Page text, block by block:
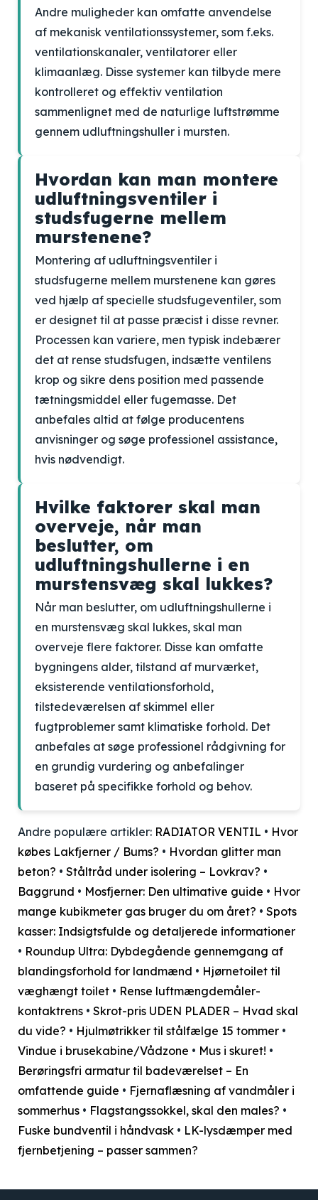
Andre muligheder kan omfatte anvendelse
af mekanisk ventilationssystemer, som f.eks.
ventilationskanaler, ventilatorer eller
klimaanlæg. Disse systemer kan tilbyde mere
kontrolleret og effektiv ventilation
sammenlignet med de naturlige luftstrømme
gennem udluftningshuller i mursten.
Hvordan kan man montere
udluftningsventiler i
studsfugerne mellem
murstenene?
Montering af udluftningsventiler i
studsfugerne mellem murstenene kan gøres
ved hjælp af specielle studsfugeventiler, som
er designet til at passe præcist i disse revner.
Processen kan variere, men typisk indebærer
det at rense studsfugen, indsætte ventilens
krop og sikre dens position med passende
tætningsmiddel eller fugemasse. Det
anbefales altid at følge producentens
anvisninger og søge professionel assistance,
hvis nødvendigt.
Hvilke faktorer skal man
overveje, når man
beslutter, om
udluftningshullerne i en
murstensvæg skal lukkes?
Når man beslutter, om udluftningshullerne i
en murstensvæg skal lukkes, skal man
overveje flere faktorer. Disse kan omfatte
bygningens alder, tilstand af murværket,
eksisterende ventilationsforhold,
tilstedeværelsen af skimmel eller
fugtproblemer samt klimatiske forhold. Det
anbefales at søge professionel rådgivning for
en grundig vurdering og anbefalinger
baseret på specifikke forhold og behov.
Andre populære artikler: RADIATOR VENTIL • Hvor
købes Lakfjerner / Bums? • Hvordan glitter man
beton? • Ståltråd under isolering – Lovkrav? •
Baggrund • Mosfjerner: Den ultimative guide • Hvor
mange kubikmeter gas bruger du om året? • Spots
kasser: Indsigtsfulde og detaljerede informationer
• Roundup Ultra: Dybdegående gennemgang af
blandingsforhold for landmænd • Hjørnetoilet til
væghængt toilet • Rense luftmængdemåler-
kontaktrens • Skrot-pris UDEN PLADER – Hvad skal
du vide? • Hjulmøtrikker til stålfælge 15 tommer •
Vindue i brusekabine/Vådzone • Mus i skuret! •
Berøringsfri armatur til badeværelset – En
omfattende guide • Fjernaflæsning af vandmåler i
sommerhus • Flagstangssokkel, skal den males? •
Fuske bundventil i håndvask • LK-lysdæmper med
fjernbetjening – passer sammen?